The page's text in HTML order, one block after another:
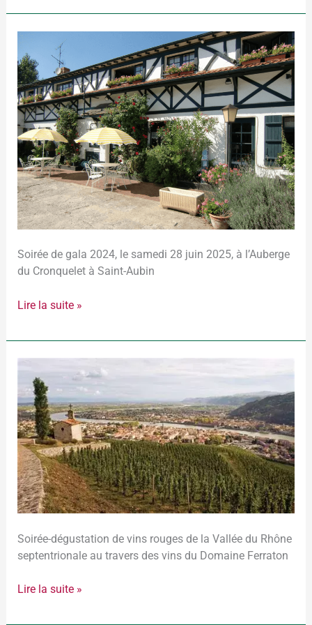
Soirée de gala 2024, le samedi 28 juin 2025, à l’Auberge
du Cronquelet à Saint-Aubin
de
gala,samedi
28
juin
2025
Lire la suite »
Soirée-dégustation de vins rouges de la Vallée du Rhône
septentrionale au travers des vins du Domaine Ferraton
05-
16
–
Domaine
Ferraton
Lire la suite »